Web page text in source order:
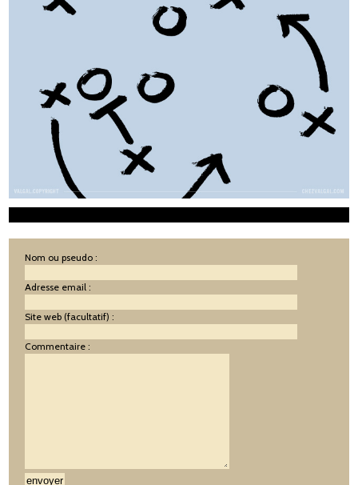
Nom ou pseudo :
Adresse email :
Site web (facultatif) :
Commentaire :